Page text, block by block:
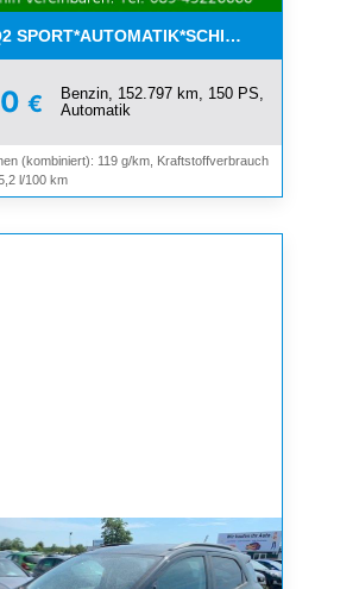
SPORT*AUTOMATIK*SCHIEBEDACH*8-
€
Benzin, 152.797 km, 150 PS,
Automatik
(kombiniert): 119 g/km, Kraftstoffverbrauch
l/100 km